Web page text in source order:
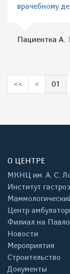
врачебному
Пациентка А.
<< <
01
О ЦЕНТРЕ
МКНЦ им. А. С.
Институт
Центр
Филиал на
Новости
Мероприятия
Строительство
Документы